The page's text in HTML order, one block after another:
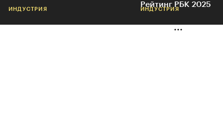
ИНДУСТРИЯ
Рейтинг РБК 2025
ИНДУСТРИЯ